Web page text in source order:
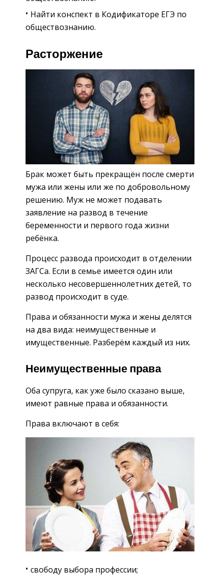
Найти конспект в Кодификаторе ЕГЭ по
обществознанию.
Расторжение
Брак может быть прекращён после смерти
мужа или жены или же по добровольному
решению. Муж не может подавать
заявление на развод в течение
беременности и первого года жизни
ребёнка.
Процесс развода происходит в отделении
ЗАГСа. Если в семье имеется один или
несколько несовершеннолетних детей, то
развод происходит в суде.
Права и обязанности мужа и жены делятся
на два вида: неимущественные и
имущественные. Разберём каждый из них.
Неимущественные права
Оба супруга, как уже было сказано выше,
имеют равные права и обязанности.
Права включают в себя:
свободу выбора профессии;